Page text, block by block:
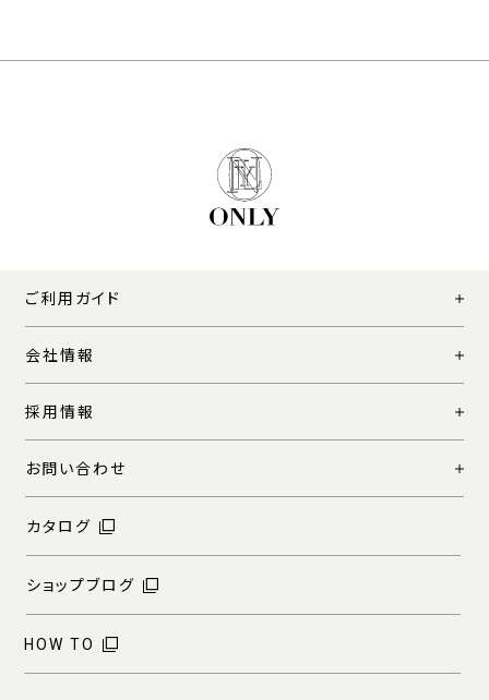
ご利用ガイド
会社情報
採用情報
お問い合わせ
カタログ
ショップブログ
HOW TO